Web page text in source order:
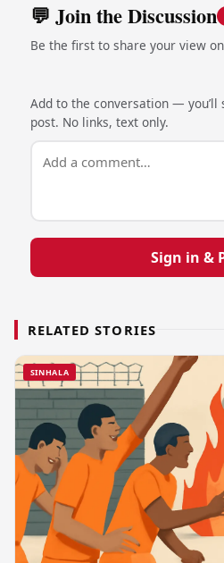
💬 Join the Discussion
Be the first to share your view
Add to the conversation — you’ll
post. No links, text only.
Sign in &
RELATED STORIES
SINHALA